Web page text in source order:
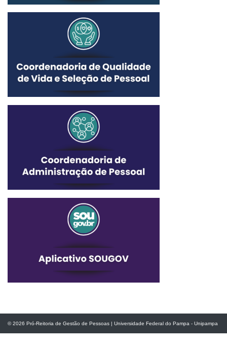
© 2026 Pró-Reitoria de Gestão de Pessoas | Universidade Federal do Pampa - Unipampa